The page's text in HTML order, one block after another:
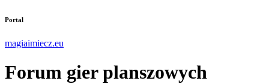
Portal
magiaimiecz.eu
Forum gier planszowych